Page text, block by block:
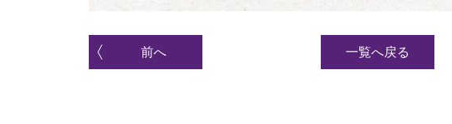
前へ 一覧へ戻る